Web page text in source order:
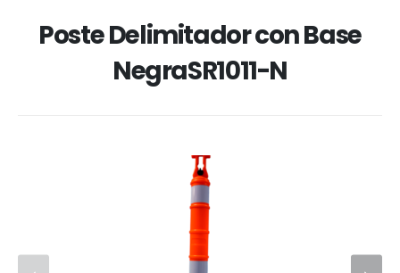
Poste Delimitador con Base
NegraSR1011-N